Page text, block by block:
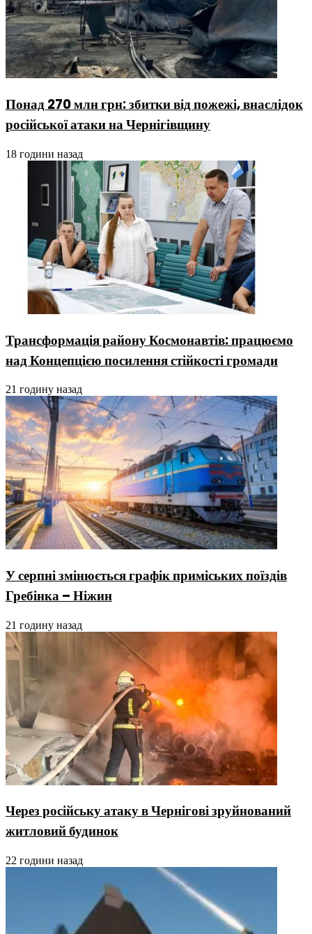
Понад 270 млн грн: збитки від пожежі, внаслідок
російської атаки на Чернігівщину
18 години назад
Трансформація району Космонавтів: працюємо
над Концепцією посилення стійкості громади
21 годину назад
У серпні змінюється графік приміських поїздів
Гребінка – Ніжин
21 годину назад
Через російську атаку в Чернігові зруйнований
житловий будинок
22 години назад